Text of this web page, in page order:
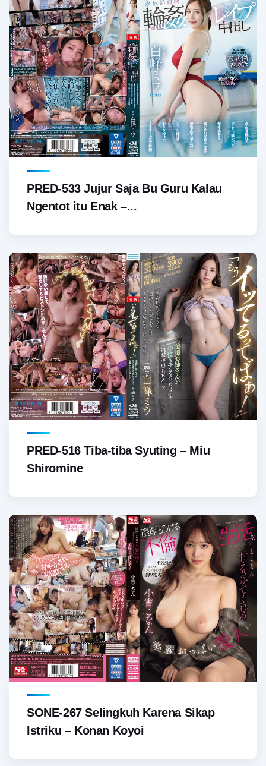
PRED-533 Jujur Saja Bu Guru Kalau
Ngentot itu Enak –...
PRED-516 Tiba-tiba Syuting – Miu
Shiromine
SONE-267 Selingkuh Karena Sikap
Istriku – Konan Koyoi